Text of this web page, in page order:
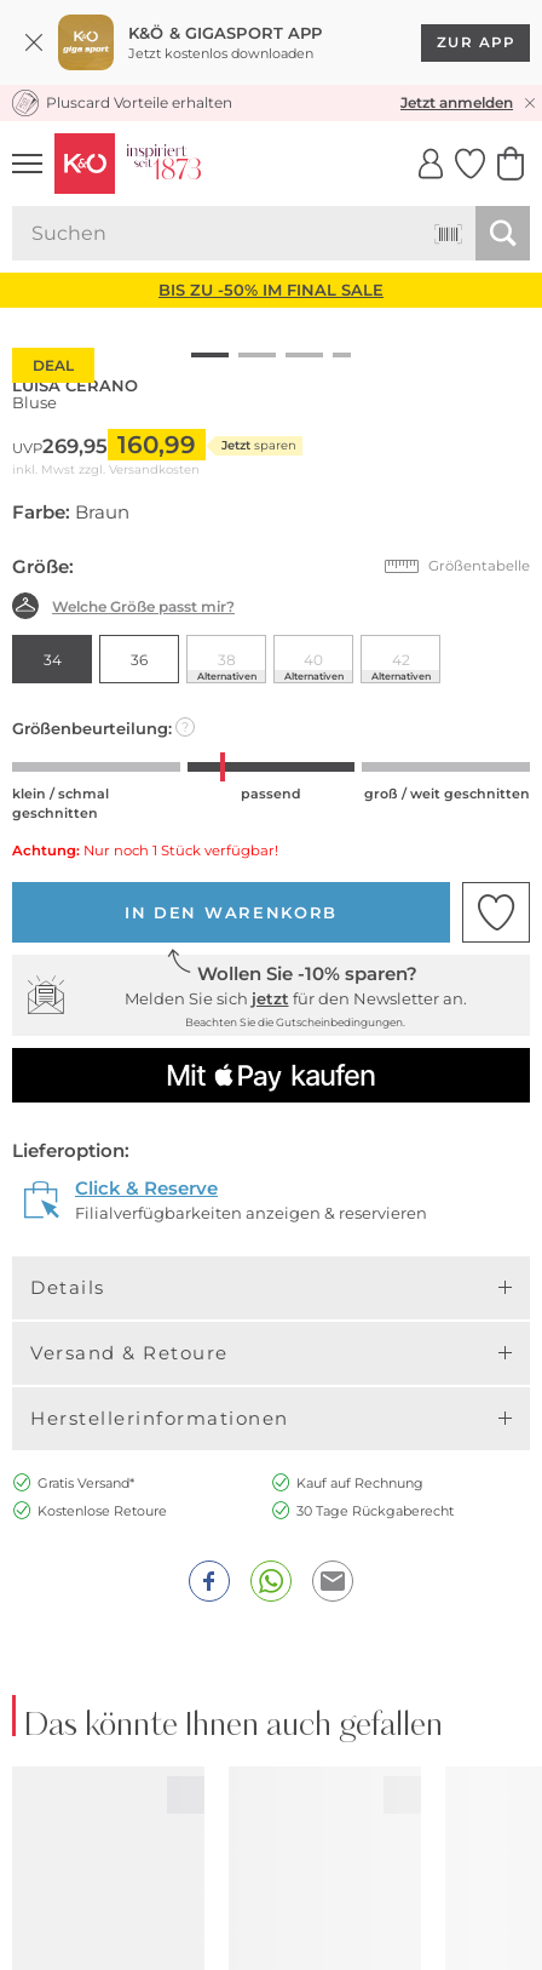
K&Ö & GIGASPORT APP
Jetzt kostenlos downloaden
ZUR APP
KOSTENLOSER VERSAND* & RÜCKVERSAND
Pluscard Vorteile erhalten Jetzt anmelden
UNSERE APP
CLICK &
BIS ZU -50% IM FINAL SALE
DEAL
LUISA CERANO
Bluse
UVP269,95 160,99 Jetzt sparen
inkl. Mwst zzgl. Versandkosten
Farbe: Braun
Größe: Größentabelle
Welche Größe passt mir?
34 36 38
Alternativen
40
Alternativen
42
Alternativen
Größenbeurteilung: ?
klein / schmal
geschnitten
passend groß / weit geschnitten
Achtung: Nur noch 1 Stück verfügbar!
IN DEN WARENKORB
Wollen Sie -10% sparen?
Melden Sie sich jetzt für den Newsletter an.
Beachten Sie die Gutscheinbedingungen.
Lieferoption:
Click & Reserve
Filialverfügbarkeiten anzeigen & reservieren
Details
Versand & Retoure
Herstellerinformationen
Gratis Versand*
Kauf auf Rechnung
Kostenlose Retoure
30 Tage Rückgaberecht
Das könnte Ihnen auch gefallen